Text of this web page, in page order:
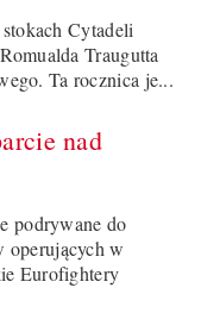
Cytadeli
Traugutta
Ta rocznica je...
nad
podrywane do
operujących w
Eurofightery